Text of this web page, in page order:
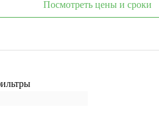
Посмотреть цены и сроки